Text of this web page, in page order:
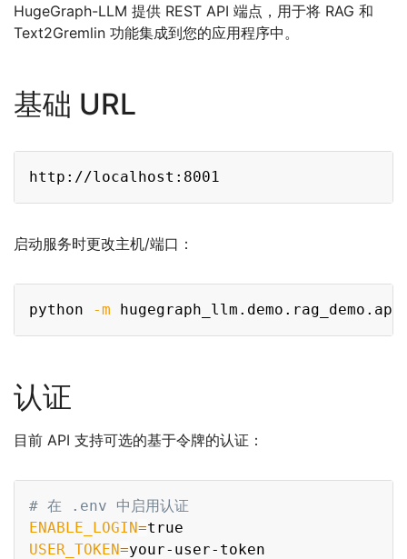
HugeGraph-LLM 提供 REST API 端点，用于将 RAG 和
Text2Gremlin 功能集成到您的应用程序中。
基础 URL
启动服务时更改主机/端口：
python -m
认证
目前 API 支持可选的基于令牌的认证：
# 在 .env 中启用认证
ENABLE_LOGIN=
USER_TOKEN=